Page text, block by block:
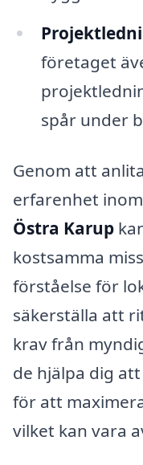
företaget
spår under
Genom att
erfarenhet inom
Östra Karup
kostsamma
förståelse för
säkerställa att
krav från
de hjälpa dig
för att
vilket kan vara